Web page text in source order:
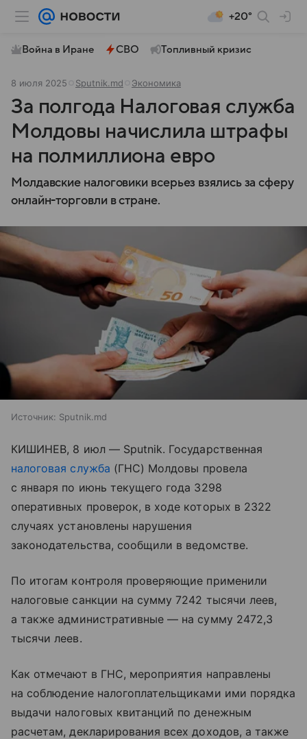
+20°
Война в Иране СВО Топливный кризис
8 июля 2025 Sputnik.md Экономика
За полгода Налоговая служба
Молдовы начислила штрафы
на полмиллиона евро
Молдавские налоговики всерьез взялись за сферу
онлайн-торговли в стране.
Источник: Sputnik.md
КИШИНЕВ, 8 июл — Sputnik. Государственная
налоговая служба (ГНС) Молдовы провела
с января по июнь текущего года 3298
оперативных проверок, в ходе которых в 2322
случаях установлены нарушения
законодательства, сообщили в ведомстве.
По итогам контроля проверяющие применили
налоговые санкции на сумму 7242 тысячи леев,
а также административные — на сумму 2472,3
тысячи леев.
Как отмечают в ГНС, мероприятия направлены
на соблюдение налогоплательщиками ими порядка
выдачи налоговых квитанций по денежным
расчетам, декларирования всех доходов, а также